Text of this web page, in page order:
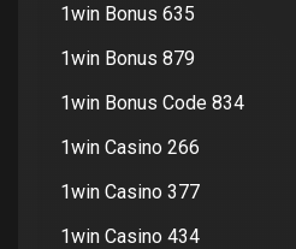
1win Bonus 635
1win Bonus 879
1win Bonus Code 834
1win Casino 266
1win Casino 377
1win Casino 434